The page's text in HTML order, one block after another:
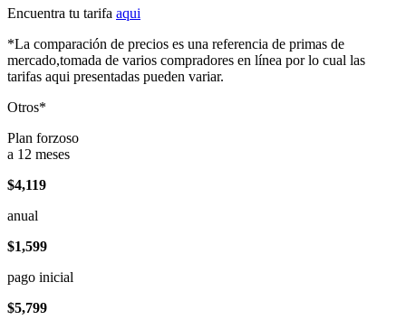
Encuentra tu tarifa aqui
*La comparación de precios es una referencia de primas de
mercado,tomada de varios compradores en línea por lo cual las
tarifas aqui presentadas pueden variar.
Otros*
Plan forzoso
a 12 meses
$4,119
anual
$1,599
pago inicial
$5,799